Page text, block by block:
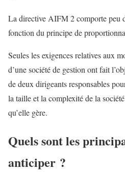
La directive AIFM 2 comporte peu
fonction du principe de
Seules les exigences relatives aux
d’une société de gestion ont fait
de deux dirigeants responsables
la taille et la complexité de la
qu’elle gère.
Quels sont les
anticiper ?